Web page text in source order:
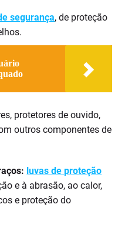
segurança, de proteção
protetores de ouvido,
outros componentes de
luvas de proteção
e à abrasão, ao calor,
e proteção do